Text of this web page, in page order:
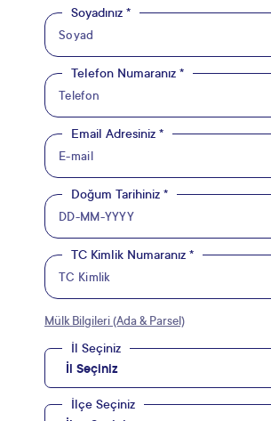
Soyadınız *
Telefon Numaranız *
Email Adresiniz *
Doğum Tarihiniz *
TC Kimlik Numaranız *
Mülk Bilgileri (Ada & Parsel)
İl Seçiniz
İl Seçiniz
İlçe Seçiniz